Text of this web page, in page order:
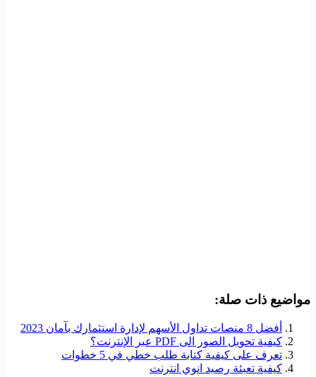
مواضيع ذات صلة:
أفضل 8 منصات تداول الأسهم لإدارة استثمارك بآمان 2023
كيفية تحويل الصور الى PDF عبر الإنترنت؟
تعرف على كيفية كتابة طلب خطي في 5 خطوات
كيفية تعبئة رصيد انوي انترنت